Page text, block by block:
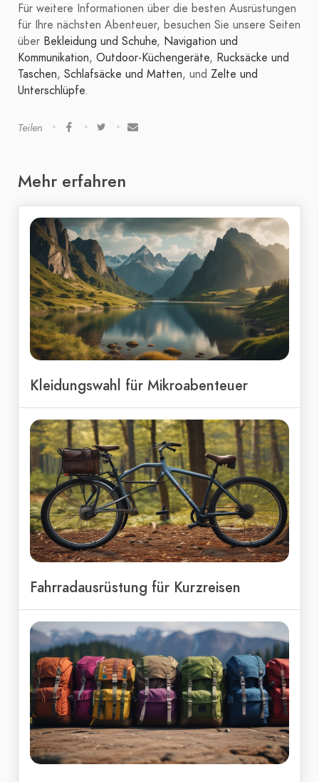
Für weitere Informationen über die besten Ausrüstungen
für Ihre nächsten Abenteuer, besuchen Sie unsere Seiten
über Bekleidung und Schuhe, Navigation und
Kommunikation, Outdoor-Küchengeräte, Rucksäcke und
Taschen, Schlafsäcke und Matten, und Zelte und
Unterschlüpfe.
Teilen
Mehr erfahren
Kleidungswahl für Mikroabenteuer
Fahrradausrüstung für Kurzreisen